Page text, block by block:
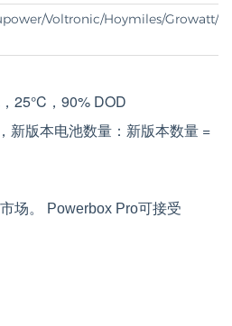
Voltronic/Hoymiles/Growatt/
25°C，90% DOD
新版本电池数量：新版本数量 =
场。
Powerbox Pro可接受